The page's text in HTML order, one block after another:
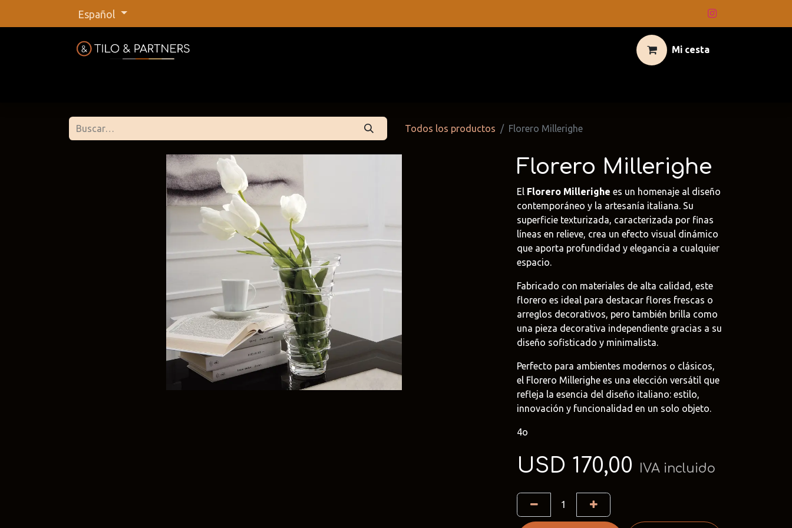
Español
Mi cesta
Todos los productos Florero Millerighe
Florero Millerighe
El Florero Millerighe es un homenaje al diseño
contemporáneo y la artesanía italiana. Su
superficie texturizada, caracterizada por finas
líneas en relieve, crea un efecto visual dinámico
que aporta profundidad y elegancia a cualquier
espacio.
Fabricado con materiales de alta calidad, este
florero es ideal para destacar flores frescas o
arreglos decorativos, pero también brilla como
una pieza decorativa independiente gracias a su
diseño sofisticado y minimalista.
Perfecto para ambientes modernos o clásicos,
el Florero Millerighe es una elección versátil que
refleja la esencia del diseño italiano: estilo,
innovación y funcionalidad en un solo objeto.
4o
USD 170,00 IVA incluido
Tilo & Partners
@tiloandpartners
Cattelan Italia
Franke
@franke.uy
Fima Carlo Frattini
@fima.uruguay @adrianierossi
Rubio Monocoat
@rubiomonocoat.uy
Linie Design Pianca Veneta Cucine
@venetacucine.uy